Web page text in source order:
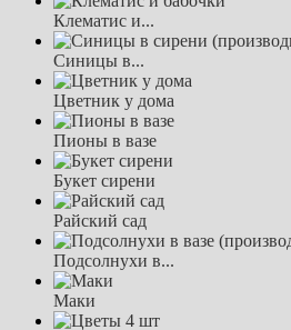
Клематис и...
Синицы в...
Цветник у дома
Пионы в вазе
Букет сирени
Райский сад
Подсолнухи в...
Маки